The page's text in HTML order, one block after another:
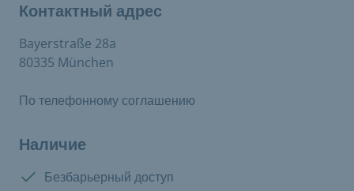
Контактный адрес
Bayerstraße 28a
80335 München
По телефонному соглашению
Наличие
Доступно:
Безбарьерный доступ